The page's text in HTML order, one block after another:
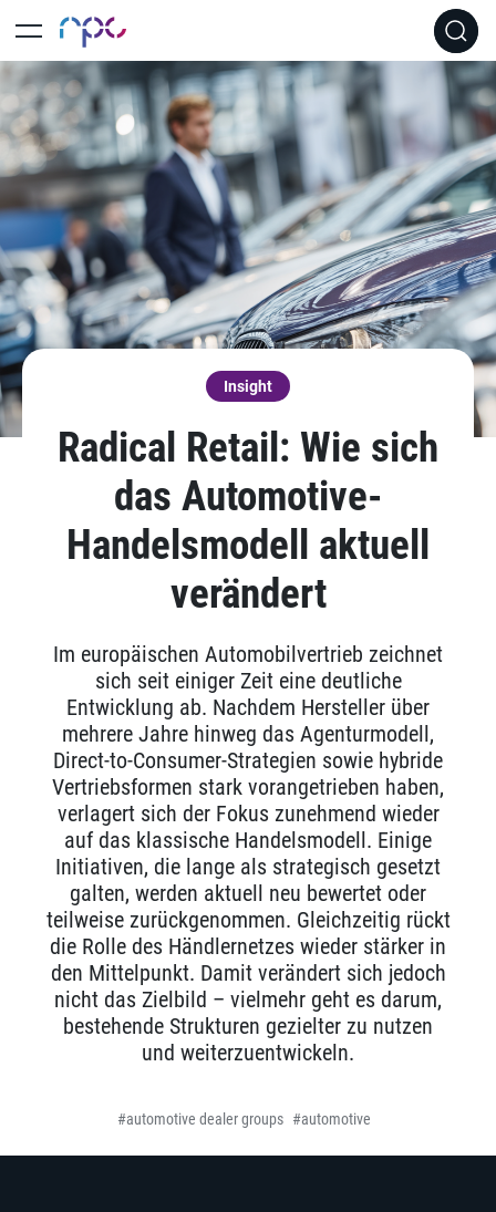
Insight
Radical Retail: Wie sich
das Automotive-
Handelsmodell aktuell
verändert
Im europäischen Automobilvertrieb zeichnet
sich seit einiger Zeit eine deutliche
Entwicklung ab. Nachdem Hersteller über
mehrere Jahre hinweg das Agenturmodell,
Direct-to-Consumer-Strategien sowie hybride
Vertriebsformen stark vorangetrieben haben,
verlagert sich der Fokus zunehmend wieder
auf das klassische Handelsmodell. Einige
Initiativen, die lange als strategisch gesetzt
galten, werden aktuell neu bewertet oder
teilweise zurückgenommen. Gleichzeitig rückt
die Rolle des Händlernetzes wieder stärker in
den Mittelpunkt. Damit verändert sich jedoch
nicht das Zielbild – vielmehr geht es darum,
bestehende Strukturen gezielter zu nutzen
und weiterzuentwickeln.
automotive dealer groups automotive